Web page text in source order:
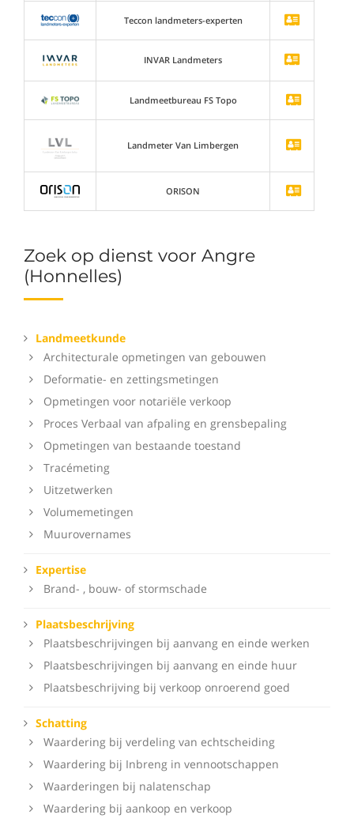
Zoek op dienst voor Angre
(Honnelles)
Landmeetkunde
Architecturale opmetingen van gebouwen
Deformatie- en zettingsmetingen
Opmetingen voor notariële verkoop
Proces Verbaal van afpaling en grensbepaling
Opmetingen van bestaande toestand
Tracémeting
Uitzetwerken
Volumemetingen
Muurovernames
Expertise
Brand- , bouw- of stormschade
Plaatsbeschrijving
Plaatsbeschrijvingen bij aanvang en einde werken
Plaatsbeschrijvingen bij aanvang en einde huur
Plaatsbeschrijving bij verkoop onroerend goed
Schatting
Waardering bij verdeling van echtscheiding
Waardering bij Inbreng in vennootschappen
Waarderingen bij nalatenschap
Waardering bij aankoop en verkoop
Teccon landmeters-experten
INVAR Landmeters
Landmeetbureau FS Topo
Landmeter Van Limbergen
ORISON